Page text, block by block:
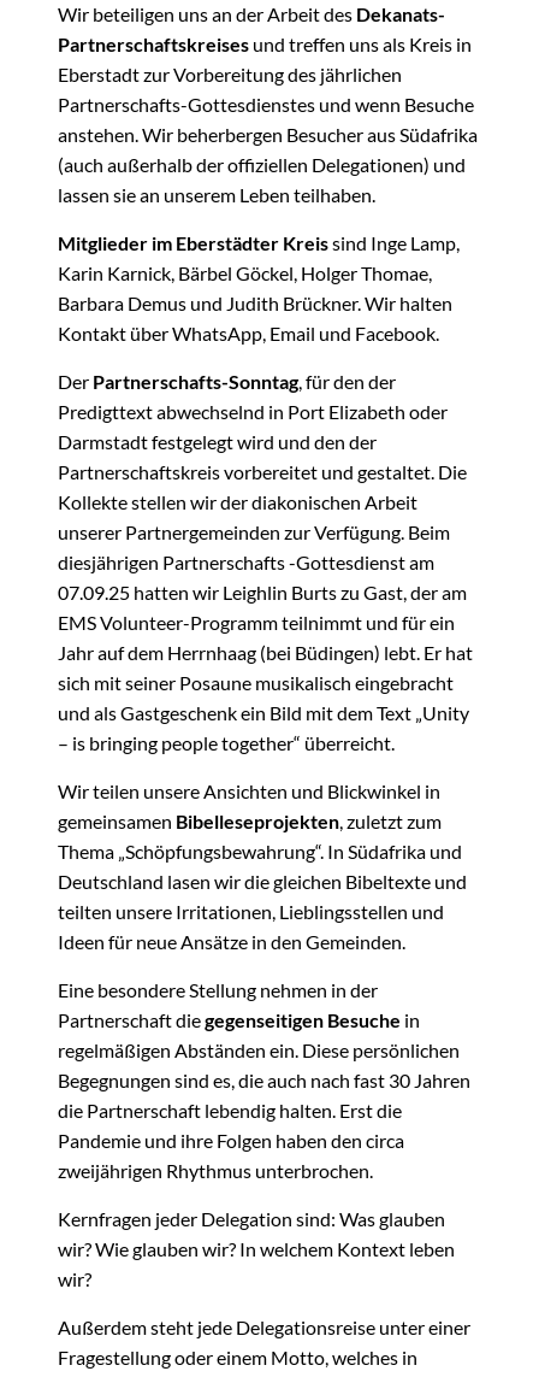
Wir beteiligen uns an der Arbeit des Dekanats-
Partnerschaftskreises und treffen uns als Kreis in
Eberstadt zur Vorbereitung des jährlichen
Partnerschafts-Gottesdienstes und wenn Besuche
anstehen. Wir beherbergen Besucher aus Südafrika
(auch außerhalb der offiziellen Delegationen) und
lassen sie an unserem Leben teilhaben.
Mitglieder im Eberstädter Kreissind Inge Lamp,
Karin Karnick, Bärbel Göckel, Holger Thomae,
Barbara Demus und Judith Brückner. Wir halten
Kontakt über WhatsApp, Email und Facebook.
Der Partnerschafts-Sonntag, für den der
Predigttext abwechselnd in Port Elizabeth oder
Darmstadt festgelegt wird und den der
Partnerschaftskreis vorbereitet und gestaltet. Die
Kollekte stellen wir der diakonischen Arbeit
unserer Partnergemeinden zur Verfügung. Beim
diesjährigen Partnerschafts -Gottesdienst am
07.09.25 hatten wir Leighlin Burts zu Gast, der am
EMS Volunteer-Programm teilnimmt und für ein
Jahr auf dem Herrnhaag (bei Büdingen) lebt. Er hat
sich mit seiner Posaune musikalisch eingebracht
und als Gastgeschenk ein Bild mit dem Text „Unity
– is bringing people together“ überreicht.
Wir teilen unsere Ansichten und Blickwinkel in
gemeinsamen Bibelleseprojekten, zuletzt zum
Thema „Schöpfungsbewahrung“. In Südafrika und
Deutschland lasen wir die gleichen Bibeltexte und
teilten unsere Irritationen, Lieblingsstellen und
Ideen für neue Ansätze in den Gemeinden.
Eine besondere Stellung nehmen in der
Partnerschaft diegegenseitigen Besuche in
regelmäßigen Abständen ein. Diese persönlichen
Begegnungen sind es, die auch nach fast 30 Jahren
die Partnerschaft lebendig halten. Erst die
Pandemie und ihre Folgen haben den circa
zweijährigen Rhythmus unterbrochen.
Kernfragen jeder Delegation sind: Was glauben
wir? Wie glauben wir? In welchem Kontext leben
wir?
Außerdem steht jede Delegationsreise unter einer
Fragestellung oder einem Motto, welches in